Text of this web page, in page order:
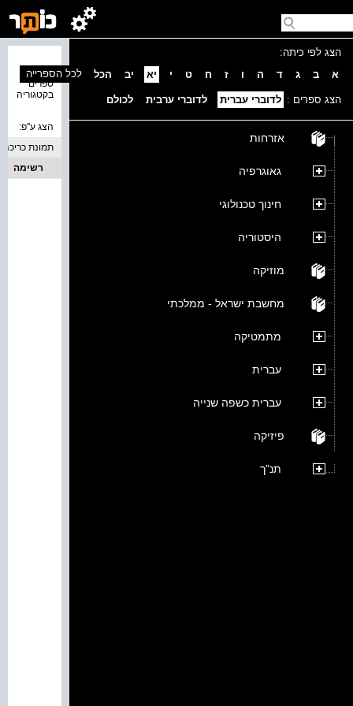
הצג לפי כיתה:
א
ב ג ד ה ו ז ח ט י יא יב הכל
הצג ספרים : לדוברי עברית לדוברי ערבית לכולם
אזרחות
גאוגרפיה
חינוך טכנולוגי
היסטוריה
מוזיקה
מחשבת ישראל - ממלכתי
מתמטיקה
עברית
עברית כשפה שנייה
פיזיקה
תנ"ך
ספרים
בקטגוריה
לכל הספרייה
הצג ע''פ:
תמונת כריכה
רשימה